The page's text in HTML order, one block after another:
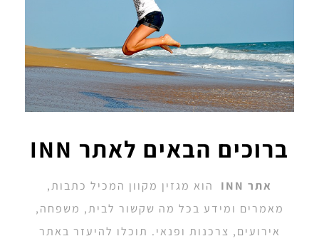
ברוכים הבאים לאתר INN
אתר INN
הוא מגזין מקוון המכיל כתבות,
מאמרים ומידע בכל מה שקשור לבית, משפחה,
אירועים, צרכנות ופנאי. תוכלו להיעזר באתר